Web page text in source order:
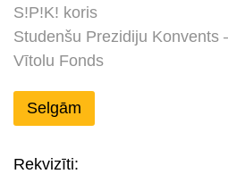
S!P!K! koris
Studenšu Prezidiju Konvents
Vītolu Fonds
Selgām
Rekvizīti: